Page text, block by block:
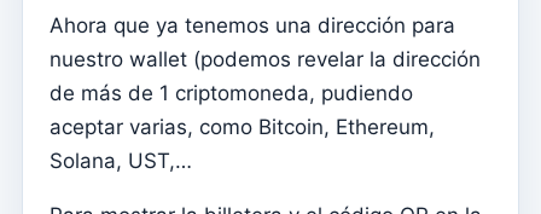
Administrar documentos
Admin
Asignar acceso a un catequista
Agregar un nuevo usuario a la suscripción
Ahora que ya tenemos una dirección para
nuestro wallet (podemos revelar la dirección
de más de 1 criptomoneda, pudiendo
aceptar varias, como Bitcoin, Ethereum,
Solana, UST,…